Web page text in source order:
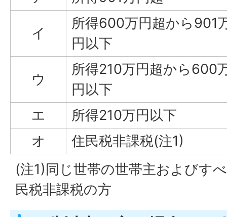
イ
所得600万円超から901
円以下
ウ
所得210万円超から600
円以下
エ
所得210万円以下
オ
住民税非課税(注1)
(注1)同じ世帯の世帯主およびす
民税非課税の方